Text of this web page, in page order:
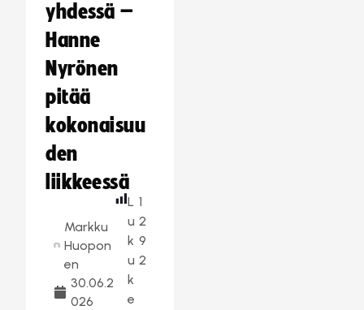
yhdessä –
Hanne
Nyrönen
pitää
kokonaisuu
den
liikkeessä
Markku
Huopon
en
30.06.2
026
L
u
k
u
k
e
1
2
9
2